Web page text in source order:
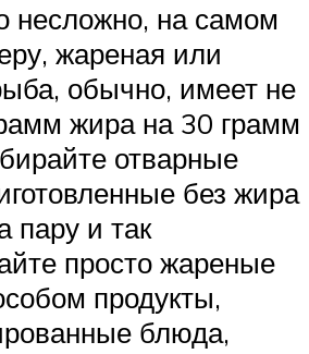
несложно, на самом
жареная или
обычно, имеет не
жира на 30 грамм
отварные
без жира
пару и так
просто жареные
продукты,
блюда,